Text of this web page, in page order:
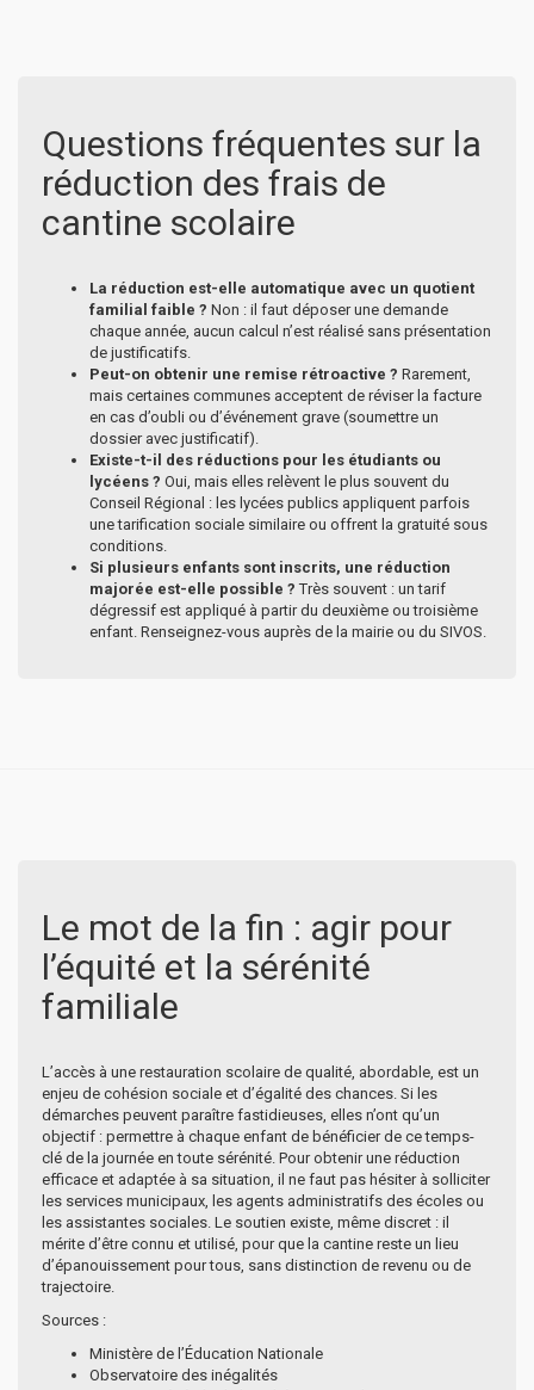
Questions fréquentes sur la
réduction des frais de
cantine scolaire
La réduction est-elle automatique avec un quotient
familial faible ? Non : il faut déposer une demande
chaque année, aucun calcul n’est réalisé sans présentation
de justificatifs.
Peut-on obtenir une remise rétroactive ? Rarement,
mais certaines communes acceptent de réviser la facture
en cas d’oubli ou d’événement grave (soumettre un
dossier avec justificatif).
Existe-t-il des réductions pour les étudiants ou
lycéens ? Oui, mais elles relèvent le plus souvent du
Conseil Régional : les lycées publics appliquent parfois
une tarification sociale similaire ou offrent la gratuité sous
conditions.
Si plusieurs enfants sont inscrits, une réduction
majorée est-elle possible ? Très souvent : un tarif
dégressif est appliqué à partir du deuxième ou troisième
enfant. Renseignez-vous auprès de la mairie ou du SIVOS.
Le mot de la fin : agir pour
l’équité et la sérénité
familiale
L’accès à une restauration scolaire de qualité, abordable, est un
enjeu de cohésion sociale et d’égalité des chances. Si les
démarches peuvent paraître fastidieuses, elles n’ont qu’un
objectif : permettre à chaque enfant de bénéficier de ce temps-
clé de la journée en toute sérénité. Pour obtenir une réduction
efficace et adaptée à sa situation, il ne faut pas hésiter à solliciter
les services municipaux, les agents administratifs des écoles ou
les assistantes sociales. Le soutien existe, même discret : il
mérite d’être connu et utilisé, pour que la cantine reste un lieu
d’épanouissement pour tous, sans distinction de revenu ou de
trajectoire.
Sources :
Ministère de l’Éducation Nationale
Observatoire des inégalités